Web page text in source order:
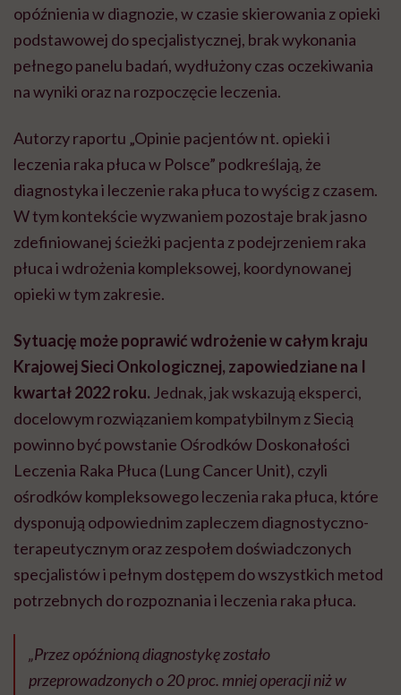
opóźnienia w diagnozie, w czasie skierowania z opieki
podstawowej do specjalistycznej, brak wykonania
pełnego panelu badań, wydłużony czas oczekiwania
na wyniki oraz na rozpoczęcie leczenia.
Autorzy raportu „Opinie pacjentów nt. opieki i
leczenia raka płuca w Polsce” podkreślają, że
diagnostyka i leczenie raka płuca to wyścig z czasem.
W tym kontekście wyzwaniem pozostaje brak jasno
zdefiniowanej ścieżki pacjenta z podejrzeniem raka
płuca i wdrożenia kompleksowej, koordynowanej
opieki w tym zakresie.
Sytuację może poprawić wdrożenie w całym kraju
Krajowej Sieci Onkologicznej, zapowiedziane na I
kwartał 2022 roku. Jednak, jak wskazują eksperci,
docelowym rozwiązaniem kompatybilnym z Siecią
powinno być powstanie Ośrodków Doskonałości
Leczenia Raka Płuca (Lung Cancer Unit), czyli
ośrodków kompleksowego leczenia raka płuca, które
dysponują odpowiednim zapleczem diagnostyczno-
terapeutycznym oraz zespołem doświadczonych
specjalistów i pełnym dostępem do wszystkich metod
potrzebnych do rozpoznania i leczenia raka płuca.
„Przez opóźnioną diagnostykę zostało
przeprowadzonych o 20 proc. mniej operacji niż w